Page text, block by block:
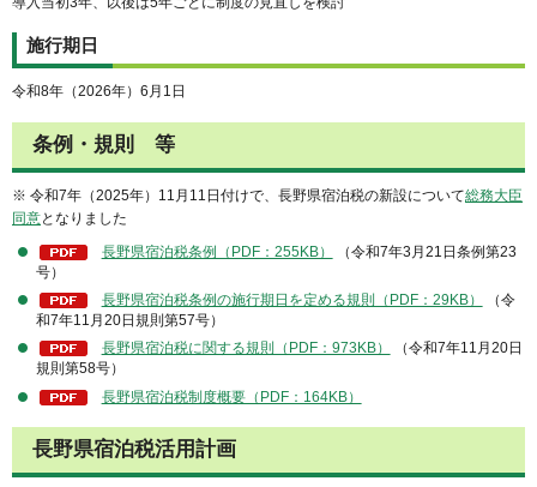
施行期日
令和8年（2026年）6月1日
条例・規則 等
※ 令和7年（2025年）11月11日付けで、長野県宿泊税の新設について総務大臣
同意となりました
長野県宿泊税条例（PDF：255KB）
（令和7年3月21日条例第23
号）
長野県宿泊税条例の施行期日を定める規則（PDF：29KB）
（令
和7年11月20日規則第57号）
長野県宿泊税に関する規則（PDF：973KB）
（令和7年11月20日
規則第58号）
長野県宿泊税制度概要（PDF：164KB）
長野県宿泊税活用計画